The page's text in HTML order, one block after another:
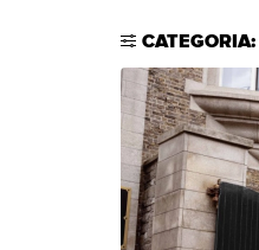
CATEGORIA: